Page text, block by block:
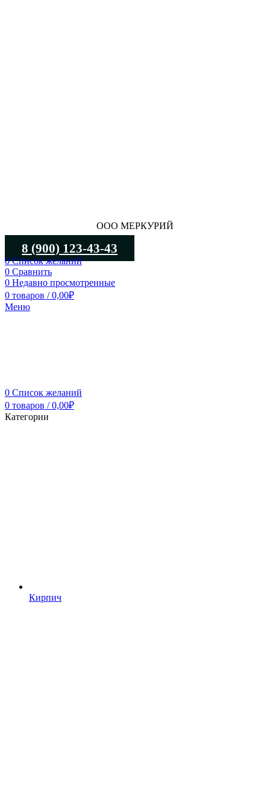
ООО МЕРКУРИЙ
8 (900) 123-43-43
0Список желаний
0 Сравнить
0 Недавно просмотренные
0 товаров / 0,00₽
Меню
0 Список желаний
0 товаров / 0,00₽
Категории
Кирпич